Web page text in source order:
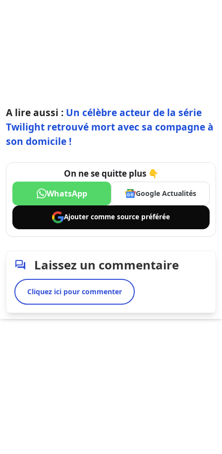
A lire aussi : Un célèbre acteur de la série
Twilight retrouvé mort avec sa compagne à
son domicile !
On ne se quitte plus 👇
WhatsApp Google Actualités
Ajouter comme source préférée
Laissez un commentaire
Cliquez ici pour commenter